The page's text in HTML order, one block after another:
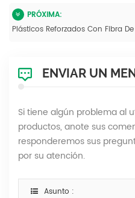
PRÓXIMA:
ENVIAR UN
Si tiene algún problema al
productos, anote sus
responderemos sus
por su atención.
Asunto :